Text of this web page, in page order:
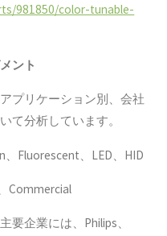
981850/color-tunable-
ント
プリケーション別、会社
て分析しています。
Fluorescent、LED、HID
Commercial
要企業には、Philips、